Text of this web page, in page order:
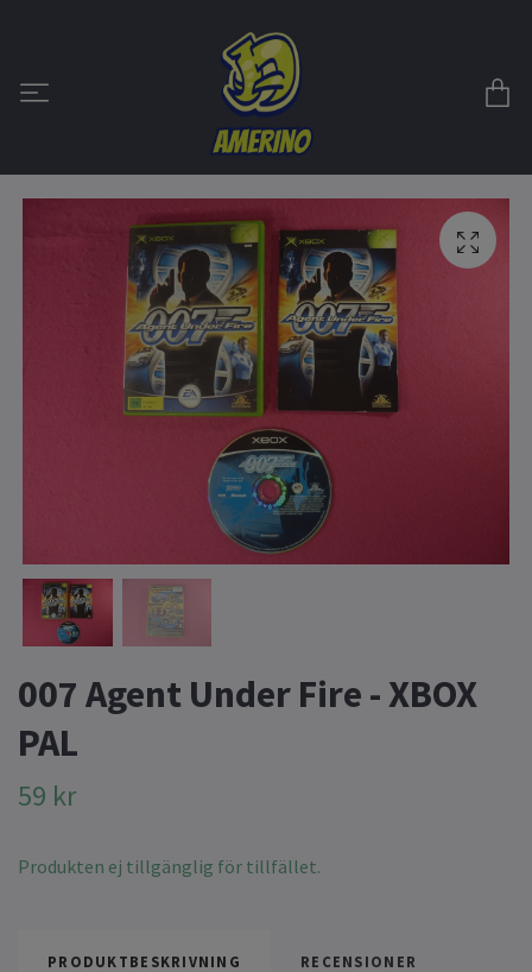
007 Agent Under Fire - XBOX
PAL
59 kr
Produkten ej tillgänglig för tillfället.
PRODUKTBESKRIVNING RECENSIONER